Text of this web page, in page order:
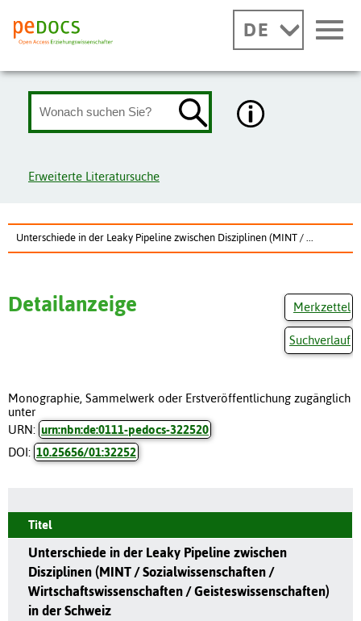
DE
Erweiterte Literatursuche
Unterschiede in der Leaky Pipeline zwischen Disziplinen (MINT / ...
Merkzettel
Suchverlauf
Detailanzeige
Monographie, Sammelwerk oder Erstveröffentlichung zugänglich
unter
URN: urn:nbn:de:0111-pedocs-322520
DOI: 10.25656/01:32252
Titel
Unterschiede in der Leaky Pipeline zwischen
Disziplinen (MINT / Sozialwissenschaften /
Wirtschaftswissenschaften / Geisteswissenschaften)
in der Schweiz